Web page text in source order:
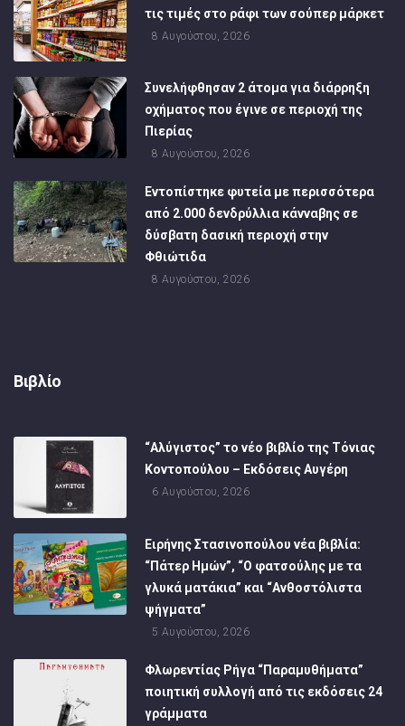
τις τιμές στο ράφι των σούπερ μάρκετ
8 Αυγούστου, 2026
Συνελήφθησαν 2 άτομα για διάρρηξη
οχήματος που έγινε σε περιοχή της
Πιερίας
8 Αυγούστου, 2026
Εντοπίστηκε φυτεία με περισσότερα
από 2.000 δενδρύλλια κάνναβης σε
δύσβατη δασική περιοχή στην
Φθιώτιδα
8 Αυγούστου, 2026
Βιβλίο
“Αλύγιστος” το νέο βιβλίο της Τόνιας
Κοντοπούλου – Εκδόσεις Αυγέρη
6 Αυγούστου, 2026
Ειρήνης Στασινοπούλου νέα βιβλία:
“Πάτερ Ημών”, “Ο φατσούλης με τα
γλυκά ματάκια” και “Ανθοστόλιστα
ψήγματα”
5 Αυγούστου, 2026
Φλωρεντίας Ρήγα “Παραμυθήματα”
ποιητική συλλογή από τις εκδόσεις 24
γράμματα